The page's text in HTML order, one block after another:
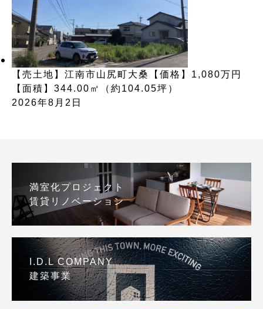
【売土地】江南市山尻町大桑【価格】1,080万円
【面積】344.00㎡（約104.05坪）
2026年8月2日
満室化プロジェクト
賃貸リノベーション
I.D.L COMPANY
建築事業